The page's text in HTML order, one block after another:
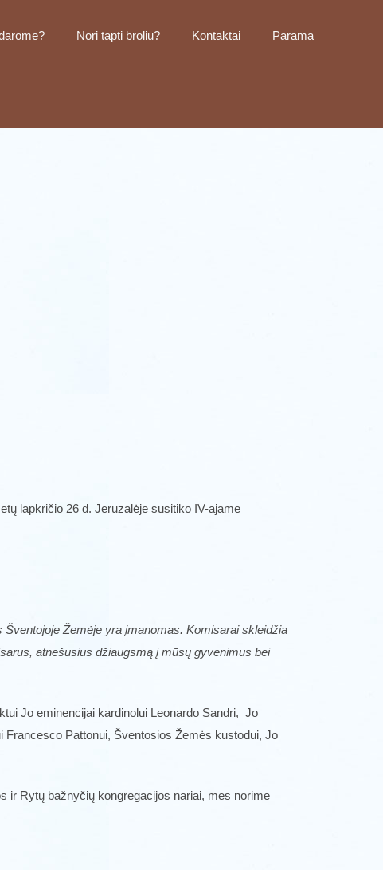
Nori tapti broliu? Kontaktai Parama
lapkričio 26 d. Jeruzalėje susitiko IV-ajame
Žemėje yra įmanomas. Komisarai skleidžia
atnešusius džiaugsmą į mūsų gyvenimus bei
Jo eminencijai kardinolui Leonardo Sandri, Jo
Pattonui, Šventosios Žemės kustodui, Jo
ir Rytų bažnyčių kongregacijos nariai, mes norime